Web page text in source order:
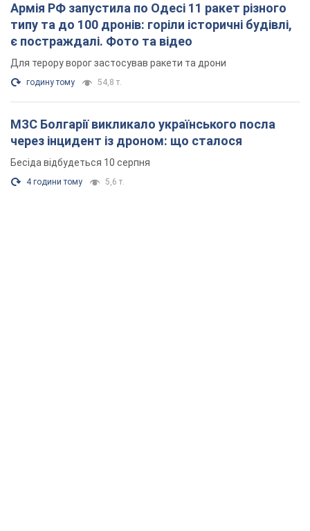
Армія РФ запустила по Одесі 11 ракет різного
типу та до 100 дронів: горіли історичні будівлі,
є постраждалі. Фото та відео
Для терору ворог застосував ракети та дрони
годину тому 54,8 т.
МЗС Болгарії викликало українського посла
через інцидент із дроном: що сталося
Бесіда відбудеться 10 серпня
4 години тому 5,6 т.